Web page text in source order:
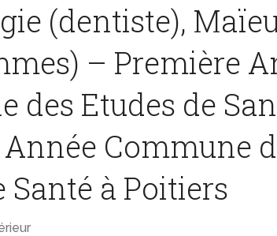
(dentiste),
– Première
des Etudes de
Commune
Santé à Poitiers